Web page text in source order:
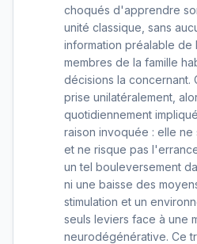
choqués d'apprendre
unité classique, sans
information préalable de
membres de la famille
décisions la concernant.
prise unilatéralement,
quotidiennement
raison invoquée : elle
et ne risque pas
un tel bouleversement
ni une baisse des
stimulation et un
seuls leviers face à une
neurodégénérative. Ce